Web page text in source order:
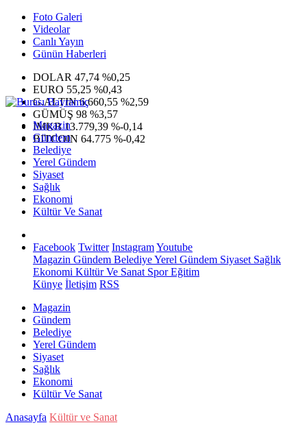
Foto Galeri
Videolar
Canlı Yayın
Günün Haberleri
DOLAR 47,74 %0,25
EURO 55,25 %0,43
G.ALTIN6.660,55 %2,59
GÜMÜŞ 98 %3,57
IMKB13.779,39 %-0,14
BITCOIN 64.775 %-0,42
Magazin
Gündem
Belediye
Yerel Gündem
Siyaset
Sağlık
Ekonomi
Kültür Ve Sanat
Facebook Twitter InstagramYoutube
Magazin Gündem BelediyeYerel Gündem Siyaset Sağlık
Ekonomi Kültür Ve Sanat SporEğitim
Künye İletişim RSS
Magazin
Gündem
Belediye
Yerel Gündem
Siyaset
Sağlık
Ekonomi
Kültür Ve Sanat
Anasayfa Kültür ve Sanat